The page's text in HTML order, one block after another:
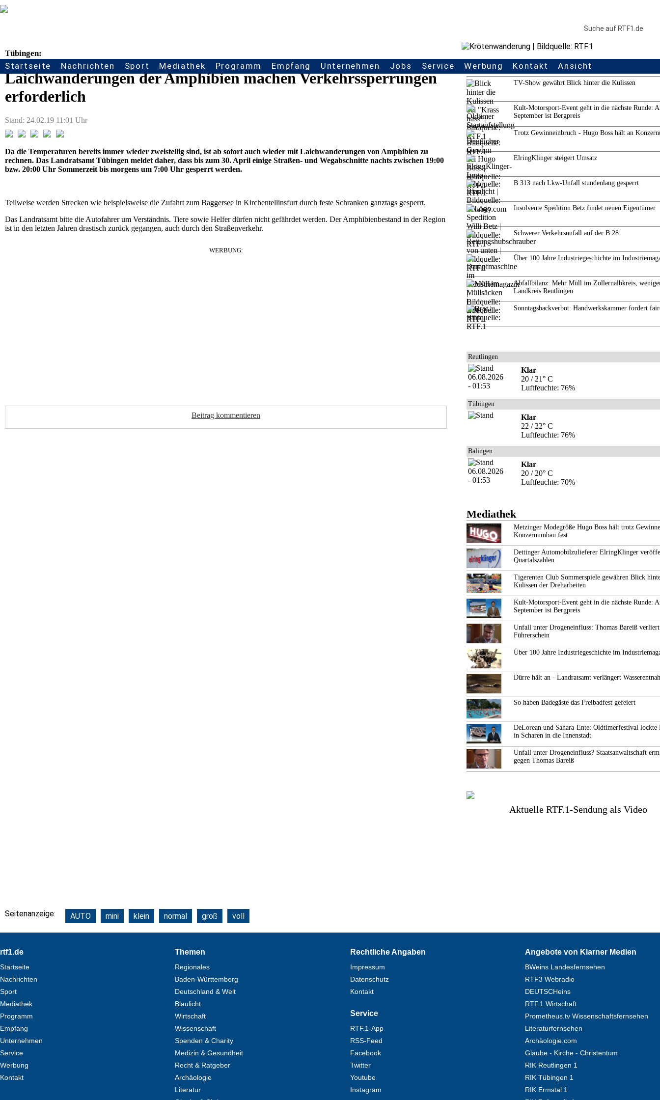
Seitennavigation
Startseite Nachrichten Sport Mediathek Programm Empfang Unternehmen Jobs Service Werbung Kontakt Ansicht
Tübingen:
Laichwanderungen der Amphibien machen Verkehrssperrungen
erforderlich
Stand: 24.02.19 11:01 Uhr
Da die Temperaturen bereits immer wieder zweistellig sind, ist ab sofort auch wieder mit Laichwanderungen von Amphibien zu
rechnen. Das Landratsamt Tübingen meldet daher, dass bis zum 30. April einige Straßen- und Wegabschnitte nachts zwischen 19:00
bzw. 20:00 Uhr Sommerzeit bis morgens um 7:00 Uhr gesperrt werden.
Teilweise werden Strecken wie beispielsweise die Zufahrt zum Baggersee in Kirchentellinsfurt durch feste Schranken ganztags gesperrt.
Das Landratsamt bitte die Autofahrer um Verständnis. Tiere sowie Helfer dürfen nicht gefährdet werden. Der Amphibienbestand in der Region
ist in den letzten Jahren drastisch zurück gegangen, auch durch den Straßenverkehr.
WERBUNG:
Beitrag kommentieren
Weitere Themen
TV-Show gewährt Blick hinter die Kulissen
Kult-Motorsport-Event geht in die nächste Runde:
September ist Bergpreis
Trotz Gewinneinbruch - Hugo Boss hält an
ElringKlinger steigert Umsatz
B 313 nach Lkw-Unfall stundenlang gesperrt
Insolvente Spedition Betz findet neuen Eigentümer
Schwerer Verkehrsunfall auf der B 28
Über 100 Jahre Industriegeschichte im
Abfallbilanz: Mehr Müll im Zollernalbkreis,
Landkreis Reutlingen
Sonntagsbackverbot: Handwerkskammer fordert
Reutlingen
Klar
20 / 21° C
Luftfeuchte: 76%
Tübingen
Klar
22 / 22° C
Luftfeuchte: 76%
Balingen
Klar
20 / 20° C
Luftfeuchte: 70%
Mediathek
Metzinger Modegröße Hugo Boss hält trotz
Konzernumbau fest
Dettinger Automobilzulieferer ElringKlinger
Quartalszahlen
Tigerenten Club Sommerspiele gewähren Blick
Kulissen der Dreharbeiten
Kult-Motorsport-Event geht in die nächste Runde:
September ist Bergpreis
Unfall unter Drogeneinfluss: Thomas Bareiß verliert
Führerschein
Über 100 Jahre Industriegeschichte im
Dürre hält an - Landratsamt verlängert
So haben Badegäste das Freibadfest gefeiert
DeLorean und Sahara-Ente: Oldtimerfestival lockte
in Scharen in die Innenstadt
Unfall unter Drogeneinfluss? Staatsanwaltschaft
gegen Thomas Bareiß
Aktuelle RTF.1-Sendung als Video
Seitenanzeige: AUTO mini klein normal groß voll
Footer
rtf1.de
Startseite
Nachrichten
Sport
Mediathek
Programm
Empfang
Unternehmen
Service
Werbung
Kontakt
Themen
Regionales
Baden-Württemberg
Deutschland & Welt
Blaulicht
Wirtschaft
Wissenschaft
Spenden & Charity
Medizin & Gesundheit
Recht & Ratgeber
Archäologie
Literatur
Rechtliche Angaben
Impressum
Datenschutz
Kontakt
Service
RTF.1-App
RSS-Feed
Facebook
Twitter
Youtube
Instagram
Angebote von Klarner Medien
BWeins Landesfernsehen
RTF3 Webradio
DEUTSCHeins
RTF.1 Wirtschaft
Prometheus.tv Wissenschaftsfernsehen
Literaturfernsehen
Archäologie.com
Glaube - Kirche - Christentum
RIK Reutlingen 1
RIK Tübingen 1
RIK Ermstal 1